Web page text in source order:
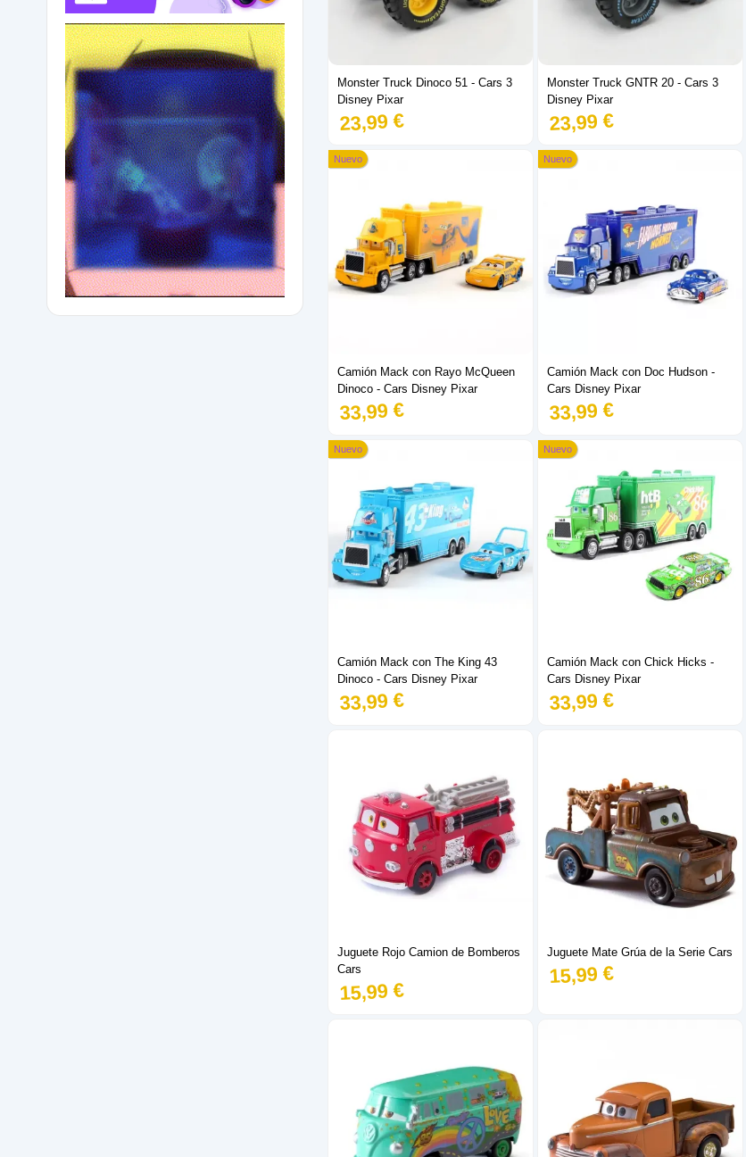
Monster Truck Dinoco 51 - Cars 3
Disney Pixar
23,99 €
Monster Truck GNTR 20 - Cars 3
Disney Pixar
23,99 €
Nuevo
Camión Mack con Rayo McQueen
Dinoco - Cars Disney Pixar
33,99 €
Nuevo
Camión Mack con Doc Hudson -
Cars Disney Pixar
33,99 €
Nuevo
Camión Mack con The King 43
Dinoco - Cars Disney Pixar
33,99 €
Nuevo
Camión Mack con Chick Hicks -
Cars Disney Pixar
33,99 €
Juguete Rojo Camion de Bomberos
Cars
15,99 €
Juguete Mate Grúa de la Serie Cars
15,99 €